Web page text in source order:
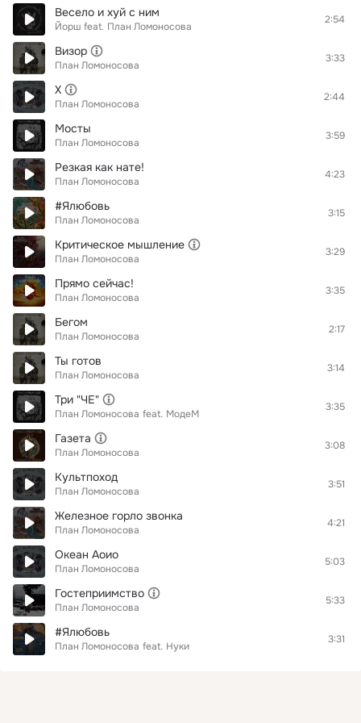
Весело и хуй с ним
Йорш feat. План Ломоносова
2:54
Визор
План Ломоносова
3:33
Х
План Ломоносова
2:44
Мосты
План Ломоносова
3:59
Резкая как нате!
План Ломоносова
4:23
#Ялюбовь
План Ломоносова
3:15
Критическое мышление
План Ломоносова
3:29
Прямо сейчас!
План Ломоносова
3:35
Бегом
План Ломоносова
2:17
Ты готов
План Ломоносова
3:14
Три "ЧE"
План Ломоносова feat. МодеМ
3:35
Газета
План Ломоносова
3:08
Культпоход
План Ломоносова
3:51
Железное горло звонка
План Ломоносова
4:21
Океан Аоио
План Ломоносова
5:03
Гостеприимство
План Ломоносова
5:33
#Ялюбовь
План Ломоносова feat. Нуки
3:31